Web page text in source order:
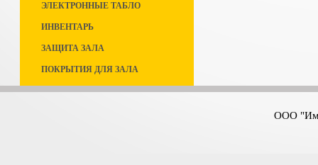
ЭЛЕКТРОННЫЕ ТАБЛО
ИНВЕНТАРЬ
ЗАЩИТА ЗАЛА
ПОКРЫТИЯ ДЛЯ ЗАЛА
ООО